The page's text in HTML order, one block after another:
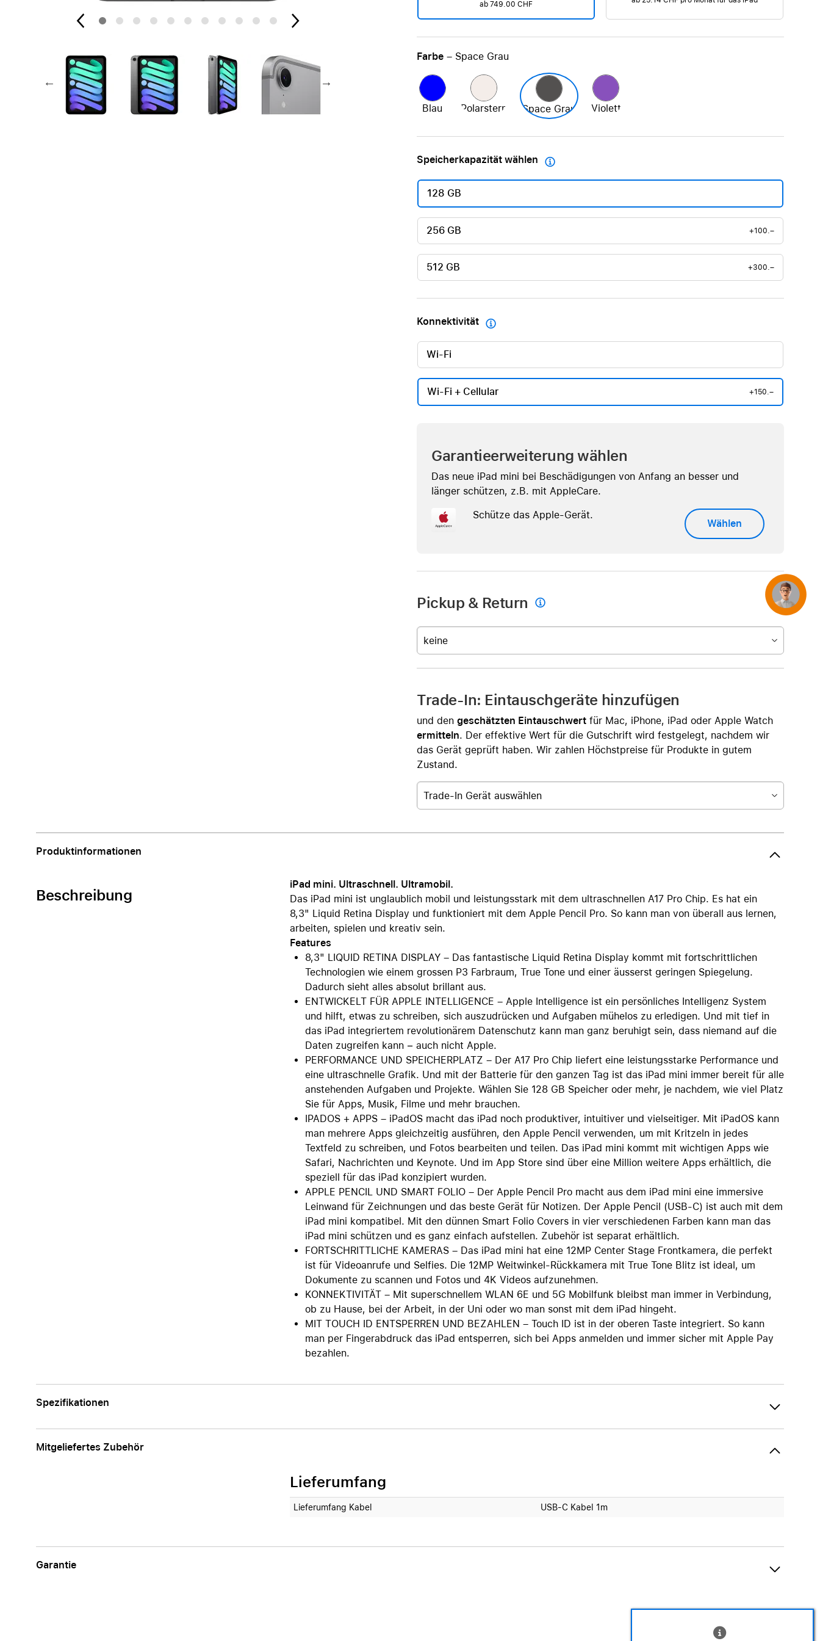
AppleCare+ für AirPods
AirTag und Zubehör
ab 749.00 CHF
Farbe– Space Grau
Blau Polarstern Space Grau Violett
Speicherkapazität wählen 
128 GB
256 GB +100.–
512 GB +300.–
Konnektivität 
Wi-Fi
Wi-Fi + Cellular +150.–
Garantieerweiterung wählen
Das neue iPad mini bei Beschädigungen von Anfang an besser und
länger schützen, z.B. mit AppleCare.
Schütze das Apple-Gerät.
Wählen
Pickup & Return 
keine
Trade-In: Eintauschgeräte hinzufügen
und den geschätzten Eintauschwertfür Mac, iPhone, iPad oder Apple Watch
ermitteln. Der effektive Wert für die Gutschrift wird festgelegt, nachdem wir
das Gerät geprüft haben. Wir zahlen Höchstpreise für Produkte in gutem
Zustand.
Trade-In Gerät auswählen
Produktinformationen
Beschreibung
iPad mini. Ultraschnell. Ultramobil.
Das iPad mini ist unglaublich mobil und leistungsstark mit dem ultraschnellen A17 Pro Chip. Es hat ein
8,3" Liquid Retina Display und funktioniert mit dem Apple Pencil Pro. So kann man von überall aus lernen,
arbeiten, spielen und kreativ sein.
Features
8,3" LIQUID RETINA DISPLAY – Das fantastische Liquid Retina Display kommt mit fortschrittlichen
Technologien wie einem grossen P3 Farbraum, True Tone und einer äusserst geringen Spiegelung.
Dadurch sieht alles absolut brillant aus.
ENTWICKELT FÜR APPLE INTELLIGENCE – Apple Intelligence ist ein persönliches Intelligenz System
und hilft, etwas zu schreiben, sich auszudrücken und Aufgaben mühelos zu erledigen. Und mit tief in
das iPad integriertem revolutionärem Datenschutz kann man ganz beruhigt sein, dass niemand auf die
Daten zugreifen kann − auch nicht Apple.
PERFORMANCE UND SPEICHERPLATZ – Der A17 Pro Chip liefert eine leistungsstarke Performance und
eine ultraschnelle Grafik. Und mit der Batterie für den ganzen Tag ist das iPad mini immer bereit für alle
anstehenden Aufgaben und Projekte. Wählen Sie 128 GB Speicher oder mehr, je nachdem, wie viel Platz
Sie für Apps, Musik, Filme und mehr brauchen.
IPADOS + APPS – iPadOS macht das iPad noch produktiver, intuitiver und vielseitiger. Mit iPadOS kann
man mehrere Apps gleichzeitig ausführen, den Apple Pencil verwenden, um mit Kritzeln in jedes
Textfeld zu schreiben, und Fotos bearbeiten und teilen. Das iPad mini kommt mit wichtigen Apps wie
Safari, Nachrichten und Keynote. Und im App Store sind über eine Million weitere Apps erhältlich, die
speziell für das iPad konzipiert wurden.
APPLE PENCIL UND SMART FOLIO – Der Apple Pencil Pro macht aus dem iPad mini eine immersive
Leinwand für Zeichnungen und das beste Gerät für Notizen. Der Apple Pencil (USB‑C) ist auch mit dem
iPad mini kompatibel. Mit den dünnen Smart Folio Covers in vier verschiedenen Farben kann man das
iPad mini schützen und es ganz einfach aufstellen. Zubehör ist separat erhältlich.
FORTSCHRITTLICHE KAMERAS – Das iPad mini hat eine 12MP Center Stage Frontkamera, die perfekt
ist für Videoanrufe und Selfies. Die 12MP Weitwinkel-Rückkamera mit True Tone Blitz ist ideal, um
Dokumente zu scannen und Fotos und 4K Videos aufzunehmen.
KONNEKTIVITÄT – Mit superschnellem WLAN 6E und 5G Mobilfunk bleibst man immer in Verbindung,
ob zu Hause, bei der Arbeit, in der Uni oder wo man sonst mit dem iPad hingeht.
MIT TOUCH ID ENTSPERREN UND BEZAHLEN – Touch ID ist in der oberen Taste integriert. So kann
man per Fingerabdruck das iPad entsperren, sich bei Apps anmelden und immer sicher mit Apple Pay
bezahlen.
Spezifikationen
Mitgeliefertes Zubehör
Lieferumfang
Lieferumfang Kabel USB-C Kabel 1m
Garantie
Concierge